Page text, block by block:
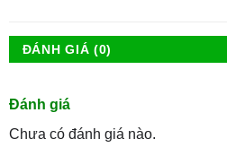
ĐÁNH GIÁ (0)
Đánh giá
Chưa có đánh giá nào.